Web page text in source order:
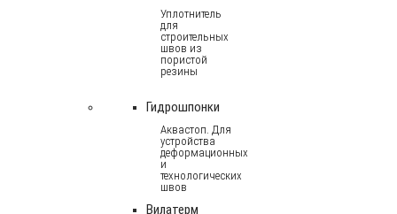
Уплотнитель
для
строительных
швов из
пористой
резины
Гидрошпонки
Аквастоп. Для
устройства
деформационных
и
технологических
швов
Вилатерм